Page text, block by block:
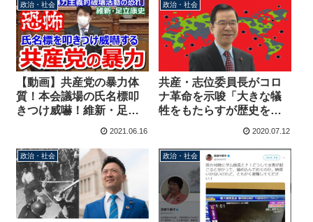
政治・社会
【動画】共産党の暴力体
質！本会議場の氏名標叩
きつけ威嚇！維新・足立
義的破壊活動の恐れがあ
る」
2021.06.16
政治・社会
共産・志位委員長がコロ
ナ革命を示唆「大きな犠
牲をもたらすが歴史を変
奴の人口を激減させ中世
没落の契機となった。人
民の闘い如何で
は・・・」
2020.07.12
政治・社会 政治・社会